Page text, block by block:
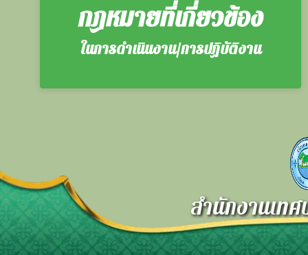
กฎหมายที่เกี่ยวข้อง
ในการดำเนินงาน/การปฏิบัติงาน
สำนักงานเท